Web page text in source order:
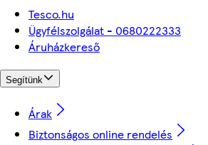
Tesco.hu
Ügyfélszolgálat - 0680222333
Áruházkereső
Segítünk
Árak
Biztonságos online rendelés